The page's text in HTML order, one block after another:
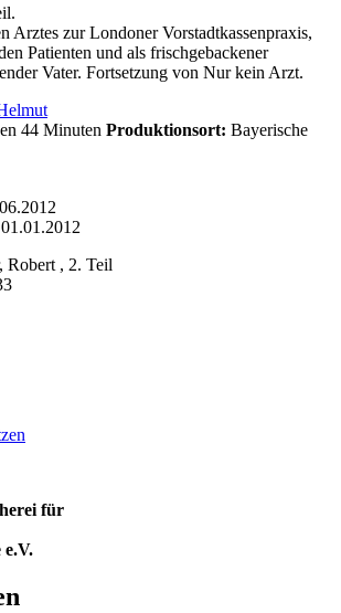
Arztes zur Londoner Vorstadtkassenpraxis,
Patienten und als frischgebackener
Vater. Fortsetzung von Nur kein Arzt.
44 Minuten Produktionsort: Bayerische
01.01.2012
Robert , 2. Teil
für
e.V.